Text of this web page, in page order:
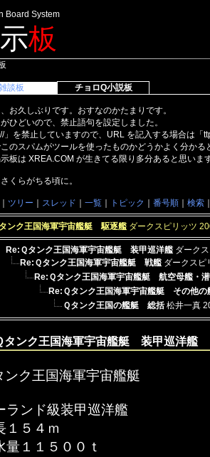
Board System
板
談板 チョロQ小説板
お久しぶりです。おすなのかたまりです。
ひどいので、禁止語句を設定しました。
」を禁止していますので、URL を記入する場合は「
のスパムがツールを使ったものかどうかよく分かる
板は XREA.COM が生きてる限り多分あると思いま
くらがちる頃に。
ツリー スレッド 一覧 トピック 番号順 検索
ンク王国海軍宇宙艦艇 駆逐艦 ダークスピリッツ
Re:Ｑタンク王国海軍宇宙艦艇 装甲巡洋艦 ダーク
Re:Ｑタンク王国海軍宇宙艦艇 戦艦 ダークスピ
Re:Ｑタンク王国海軍宇宙艦艇 航空母艦・
Re:Ｑタンク王国海軍宇宙艦艇 その他
Ｑタンク王国の艦艇 総括松井一真
タンク王国海軍宇宙艦艇 装甲巡洋艦
ンク王国海軍宇宙艦艇
ランド級装甲巡洋艦
１５４ｍ
量１１５００ｔ